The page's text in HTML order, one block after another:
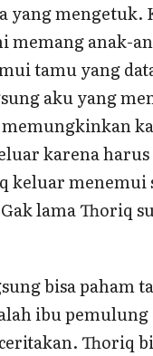
yang mengetuk.
memang anak-
tamu yang
aku yang
karena
keluar menemui
lama Thoriq
bisa paham
ibu
Thoriq